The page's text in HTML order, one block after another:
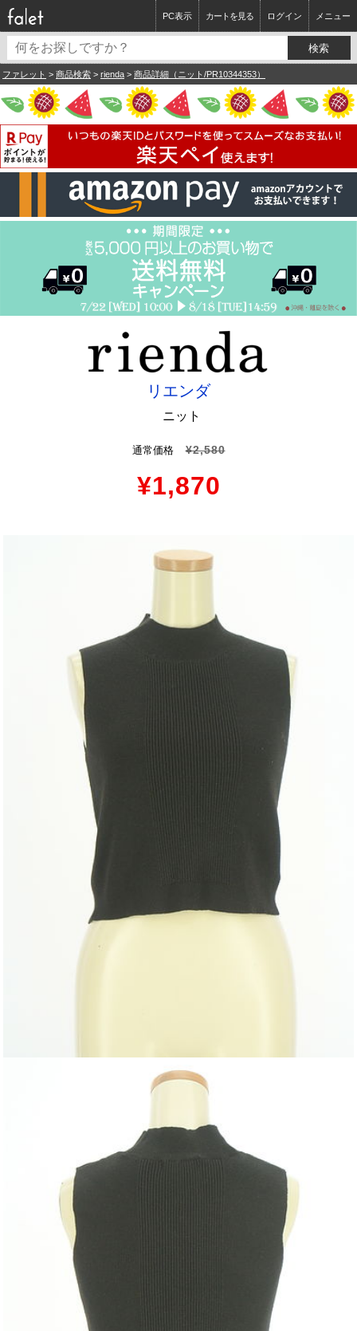
ログイン メニュー
カートを見る
PC表示
ファレット > 商品検索 > rienda > 商品詳細（ニット/PR10344353）
リエンダ
ニット
通常価格 ¥2,580
¥1,870